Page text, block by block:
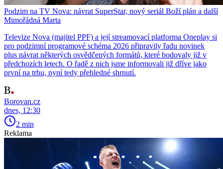
Podzim na TV Nova: návrat SuperStar, nový seriál Boží plán a další
Mimořádná Marta
Televize Nova (majitel PPF) a její streamovací platforma Oneplay si
pro podzimní programové schéma 2026 připravily řadu novinek
plus návrat některých osvědčených formátů, které bodovaly již v
předchozích letech. O řadě z nich jsme informovali již dříve jako
první na trhu, nyní tedy přehledné shrnutí.
Borovan.cz
dnes, 12:30
2 min
Reklama